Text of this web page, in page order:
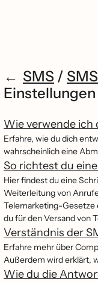
SMS /
Wie verwende
Erfahre, wie du dich
wahrscheinlich eine
So richtest du
Hier findest du eine
Weiterleitung von
Telemarketing-Gesetze
du für den Versand von
Verständnis der
Erfahre mehr über
Außerdem wird erklärt,
Wie du die